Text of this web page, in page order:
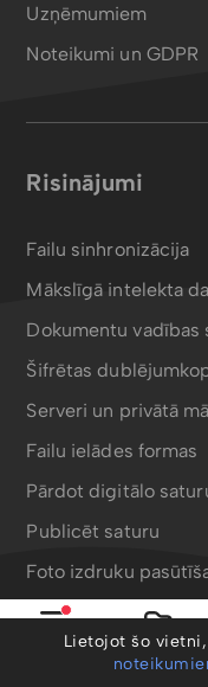
Mani faili
Uzņēmumiem
Noteikumi un GDPR
Risinājumi
Failu sinhronizācija
Mākslīgā intelekta
Dokumentu vadības
Šifrētas
Serveri un privātā
Failu ielādes formas
Pārdot digitālo
Publicēt saturu
Foto izdruku
Bergafoto drukas
Lietojot šo